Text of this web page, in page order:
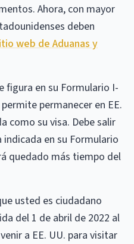
Ahora, con mayor
deben
web de Aduanas y
figura en su Formulario I-
permanecer en EE.
como su visa. Debe salir
indicada en su Formulario
quedado más tiempo del
usted es ciudadano
del 1 de abril de 2022 al
a EE. UU. para visitar